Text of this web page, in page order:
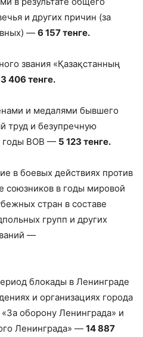
и других причин (за
— 6 157 тенге.
звания «Қазақстанның
406 тенге.
и медалями бывшего
труд и безупречную
годы ВОВ — 5 123 тенге.
в боевых действиях против
союзников в годы мировой
стран в составе
групп и других
—
блокады в Ленинграде
и организациях города
оборону Ленинграда» и
Ленинграда» — 14 887